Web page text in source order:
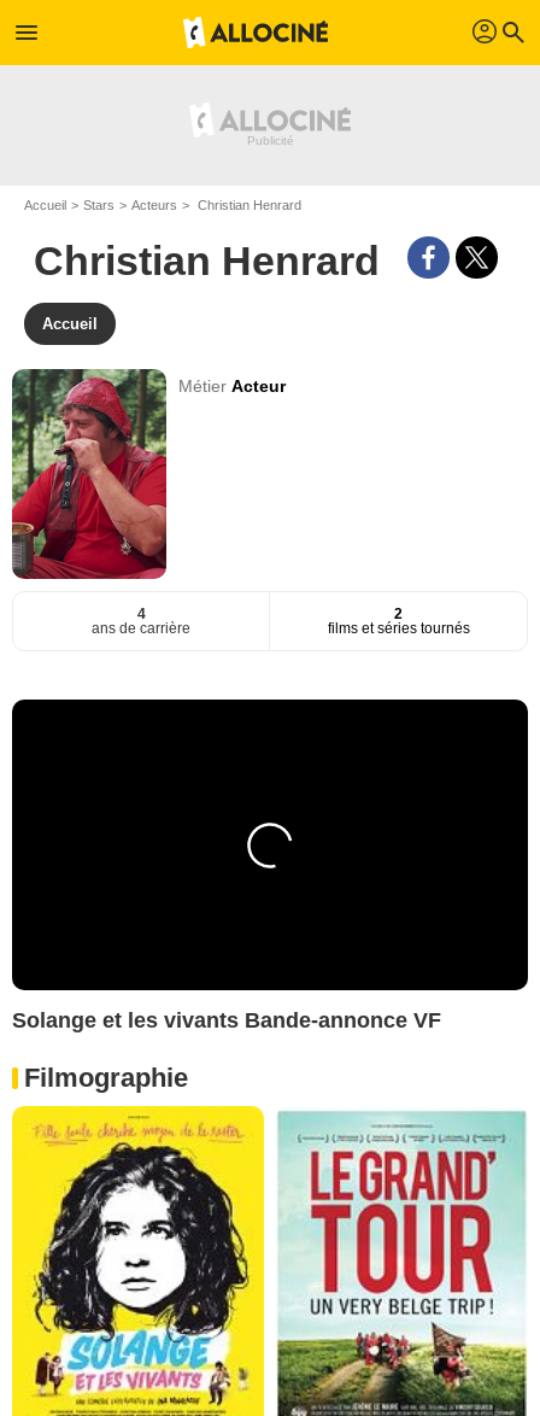
menu profil search
Accueil Stars Acteurs Christian Henrard
Christian Henrard
Accueil
MétierActeur
4
ans de carrière
2
films et séries tournés
Solange et les vivants Bande-annonce VF
Filmographie